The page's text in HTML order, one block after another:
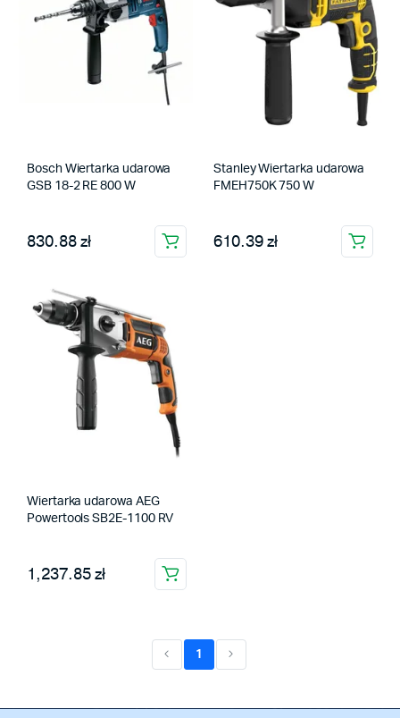
Bosch Wiertarka udarowa
GSB 18-2 RE 800 W
830.88 zł
Stanley Wiertarka udarowa
FMEH750K 750 W
610.39 zł
Wiertarka udarowa AEG
Powertools SB2E-1100 RV
1,237.85 zł
1
(current)